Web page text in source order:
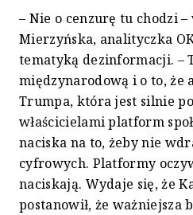
– Nie o cenzurę tu chodzi
Mierzyńska, analityczka
tematyką dezinformacji. –
międzynarodową i o to, że
Trumpa, która jest silnie
właścicielami platform
naciska na to, żeby nie
cyfrowych. Platformy
naciskają. Wydaje się, że
postanowił, że ważniejsza